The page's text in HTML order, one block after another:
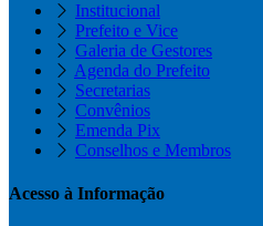
Institucional
Prefeito e Vice
Galeria de Gestores
Agenda do Prefeito
Secretarias
Convênios
Emenda Pix
Conselhos e Membros
Acesso à Informação